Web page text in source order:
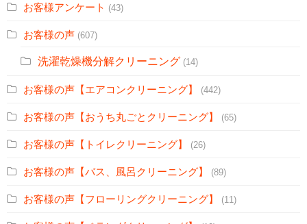
お客様アンケート (43)
お客様の声 (607)
洗濯乾燥機分解クリーニング (14)
お客様の声【エアコンクリーニング】 (442)
お客様の声【おうち丸ごとクリーニング】 (65)
お客様の声【トイレクリーニング】 (26)
お客様の声【バス、風呂クリーニング】 (89)
お客様の声【フローリングクリーニング】 (11)